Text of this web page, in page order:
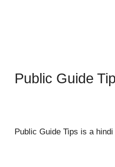
Public Guide
Public Guide Tips is a